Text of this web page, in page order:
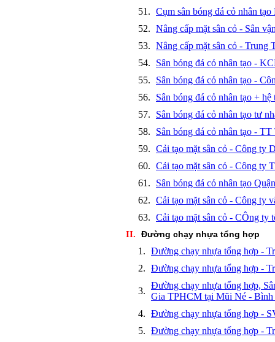
51. Cụm sân bóng đá cỏ nhân
52. Nâng cấp mặt sân cỏ - Sân
53. Nâng cấp mặt sân cỏ -
54.
Sân bóng đá cỏ nhân tạo -
55.
Sân bóng đá cỏ nhân tạo -
56.
Sân bóng đá cỏ nhân tạo +
57.
Sân bóng đá cỏ nhân tạo tư
58.
Sân bóng đá cỏ nhân tạo -
59. Cải tạo mặt sân cỏ - Công ty
60. Cải tạo mặt sân cỏ - Công ty
61.
Sân bóng đá cỏ nhân tạo
62. Cải tạo mặt sân cỏ - Công ty
63. Cải tạo mặt sân cỏ - CÔng ty
II. Đường chạy nhựa tổng hợp
1. Đường chạy nhựa tổng hợp -
2. Đường chạy nhựa tổng hợp -
3.
Đường chạy nhựa tổng hợp,
Gia TPHCM tại Mũi Né - Bình
4. Đường chạy nhựa tổng hợp -
5. Đường chạy nhựa tổng hợp -